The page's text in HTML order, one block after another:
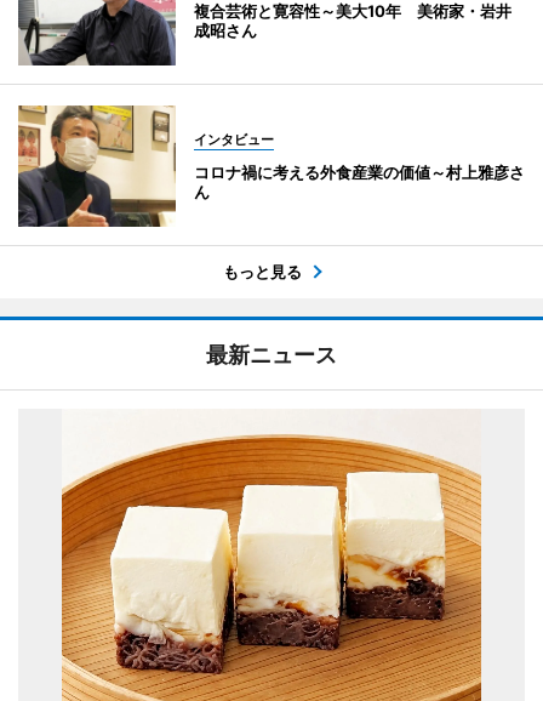
複合芸術と寛容性～美大10年 美術家・岩井
成昭さん
インタビュー
コロナ禍に考える外食産業の価値～村上雅彦さ
ん
もっと見る
最新ニュース